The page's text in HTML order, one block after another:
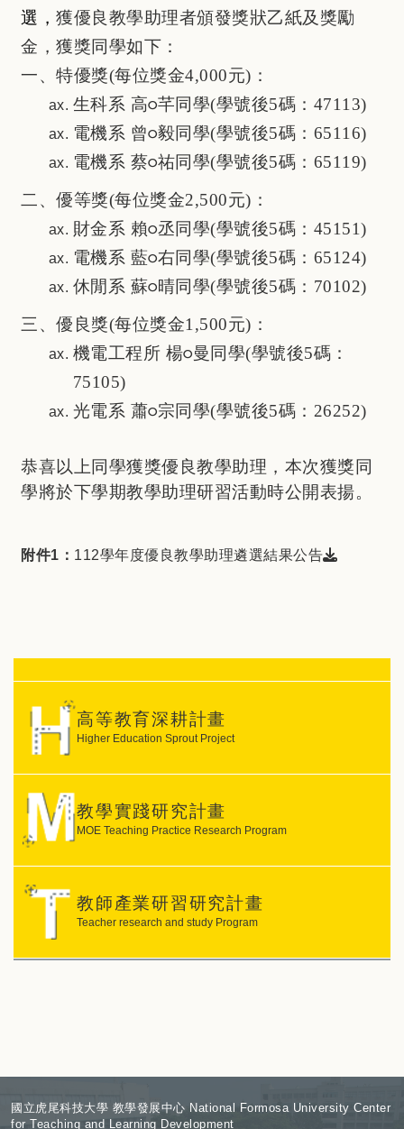
選，獲優良教學助理者頒發獎狀乙紙及獎勵
金，獲獎同學如下：
一、特優獎(每位獎金4,000元)：
生科系 高○芊同學(學號後5碼：47113)
電機系 曾○毅同學(學號後5碼：65116)
電機系 蔡○祐同學(學號後5碼：65119)
二、優等獎(每位獎金2,500元)：
財金系 賴○丞同學(學號後5碼：45151)
電機系 藍○右同學(學號後5碼：65124)
休閒系 蘇○晴同學(學號後5碼：70102)
三、優良獎(每位獎金1,500元)：
機電工程所 楊○曼同學(學號後5碼：
75105)
光電系 蕭○宗同學(學號後5碼：26252)
恭喜以上同學獲獎優良教學助理，本次獲獎同
學將於下學期教學助理研習活動時公開表揚。
附件1： 112學年度優良教學助理遴選結果公告 下載檔案
高等教育深耕計畫
Higher Education Sprout Project
教學實踐研究計畫
MOE Teaching Practice Research Program
教師產業研習研究計畫
Teacher research and study Program
國立虎尾科技大學 教學發展中心 National Formosa University Center
for Teaching and Learning Development